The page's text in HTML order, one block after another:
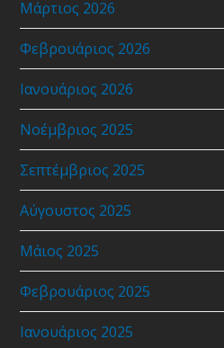
Μάρτιος 2026
Φεβρουάριος 2026
Ιανουάριος 2026
Νοέμβριος 2025
Σεπτέμβριος 2025
Αύγουστος 2025
Μάιος 2025
Φεβρουάριος 2025
Ιανουάριος 2025